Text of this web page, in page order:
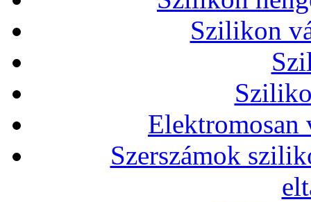
Szilikon
Elektromosan
Szerszámok